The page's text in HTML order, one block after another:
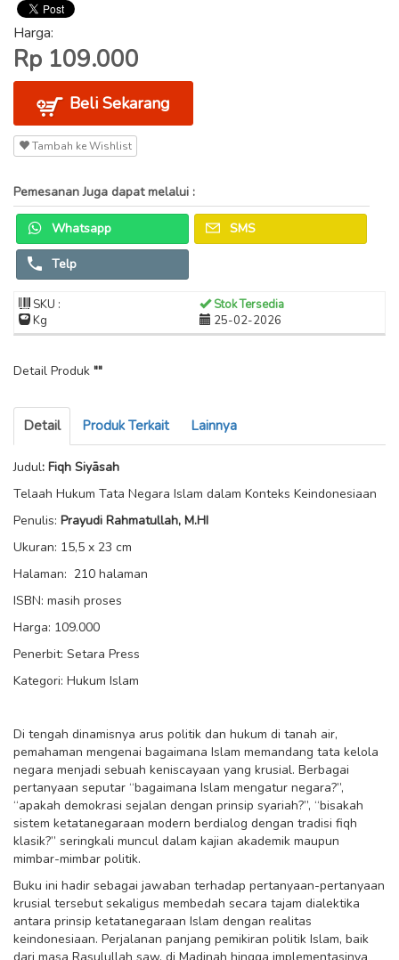
Harga:
Rp 109.000
Beli Sekarang
Tambah ke Wishlist
Pemesanan Juga dapat melalui :
Whatsapp SMS
Telp
SKU :
Stok Tersedia
Kg
25-02-2026
Detail Produk ""
Detail Produk Terkait Lainnya
Judul: Fiqh Siyāsah
Telaah Hukum Tata Negara Islam dalam Konteks Keindonesiaan
Penulis: Prayudi Rahmatullah, M.HI
Ukuran: 15,5 x 23 cm
Halaman: 210 halaman
ISBN: masih proses
Harga: 109.000
Penerbit: Setara Press
Kategori: Hukum Islam
Di tengah dinamisnya arus politik dan hukum di tanah air,
pemahaman mengenai bagaimana Islam memandang tata kelola
negara menjadi sebuah keniscayaan yang krusial. Berbagai
pertanyaan seputar “bagaimana Islam mengatur negara?”,
“apakah demokrasi sejalan dengan prinsip syariah?”, “bisakah
sistem ketatanegaraan modern berdialog dengan tradisi fiqh
klasik?” seringkali muncul dalam kajian akademik maupun
mimbar-mimbar politik.
Buku ini hadir sebagai jawaban terhadap pertanyaan-pertanyaan
krusial tersebut sekaligus membedah secara tajam dialektika
antara prinsip ketatanegaraan Islam dengan realitas
keindonesiaan. Perjalanan panjang pemikiran politik Islam, baik